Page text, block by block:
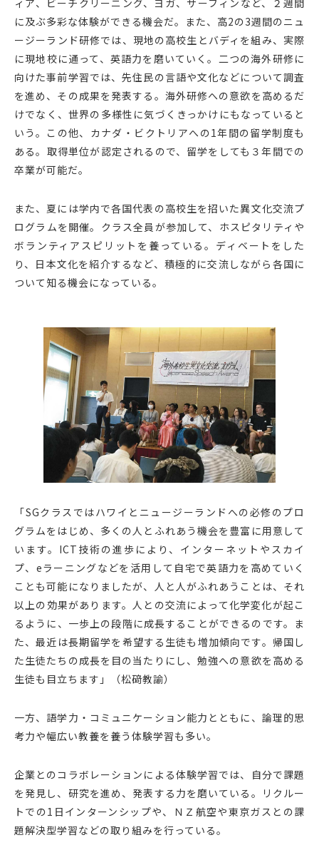
ィア、ビーチクリーニング、ヨガ、サーフィンなど、２週間
に及ぶ多彩な体験ができる機会だ。また、高2の3週間のニュ
ージーランド研修では、現地の高校生とバディを組み、実際
に現地校に通って、英語力を磨いていく。二つの海外研修に
向けた事前学習では、先住民の言語や文化などについて調査
を進め、その成果を発表する。海外研修への意欲を高めるだ
けでなく、世界の多様性に気づくきっかけにもなっていると
いう。この他、カナダ・ビクトリアへの1年間の留学制度も
ある。取得単位が認定されるので、留学をしても３年間での
卒業が可能だ。
また、夏には学内で各国代表の高校生を招いた異文化交流プ
ログラムを開催。クラス全員が参加して、ホスピタリティや
ボランティアスピリットを養っている。ディベートをした
り、日本文化を紹介するなど、積極的に交流しながら各国に
ついて知る機会になっている。
「SGクラスではハワイとニュージーランドへの必修のプロ
グラムをはじめ、多くの人とふれあう機会を豊富に用意して
います。ICT技術の進歩により、インターネットやスカイ
プ、eラーニングなどを活用して自宅で英語力を高めていく
ことも可能になりましたが、人と人がふれあうことは、それ
以上の効果があります。人との交流によって化学変化が起こ
るように、一歩上の段階に成長することができるのです。ま
た、最近は長期留学を希望する生徒も増加傾向です。帰国し
た生徒たちの成長を目の当たりにし、勉強への意欲を高める
生徒も目立ちます」（松𥔎教諭）
一方、語学力・コミュニケーション能力とともに、論理的思
考力や幅広い教養を養う体験学習も多い。
企業とのコラボレーションによる体験学習では、自分で課題
を発見し、研究を進め、発表する力を磨いている。リクルー
トでの1日インターンシップや、ＮＺ航空や東京ガスとの課
題解決型学習などの取り組みを行っている。